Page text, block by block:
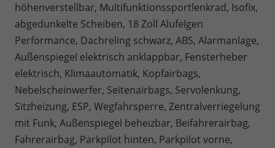
höhenverstellbar, Multifunktionssportlenkrad, Isofix,
abgedunkelte Scheiben, 18 Zoll Alufelgen
Performance, Dachreling schwarz, ABS, Alarmanlage,
Außenspiegel elektrisch anklappbar, Fensterheber
elektrisch, Klimaautomatik, Kopfairbags,
Nebelscheinwerfer, Seitenairbags, Servolenkung,
Sitzheizung, ESP, Wegfahrsperre, Zentralverriegelung
mit Funk, Außenspiegel beheizbar, Beifahrerairbag,
Fahrerairbag, Parkpilot hinten, Parkpilot vorne,